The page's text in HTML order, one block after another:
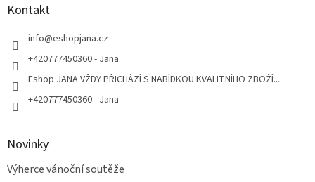
Kontakt
info@eshopjana.cz
+420777450360 - Jana
Eshop JANA VŽDY PŘICHÁZÍ S NABÍDKOU KVALITNÍHO ZBOŽÍ...
+420777450360 - Jana
Novinky
Výherce vánoční soutěže